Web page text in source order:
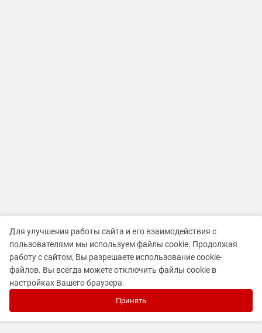
Для улучшения работы сайта и его взаимодействия с
пользователями мы используем файлы cookie. Продолжая
работу с сайтом, Вы разрешаете использование cookie-
файлов. Вы всегда можете отключить файлы cookie в
настройках Вашего браузера.
Принять